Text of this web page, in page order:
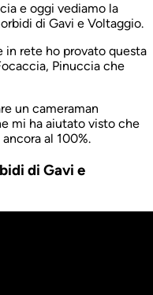
e oggi vediamo la
di Gavi e Voltaggio.
rete ho provato questa
Pinuccia che
un cameraman
mi ha aiutato visto che
al 100%.
di Gavi e